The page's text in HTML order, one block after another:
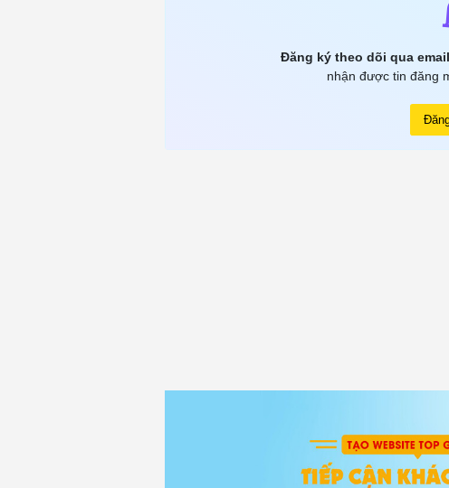
Đăng ký theo dõi qua email
nhận được tin đăng